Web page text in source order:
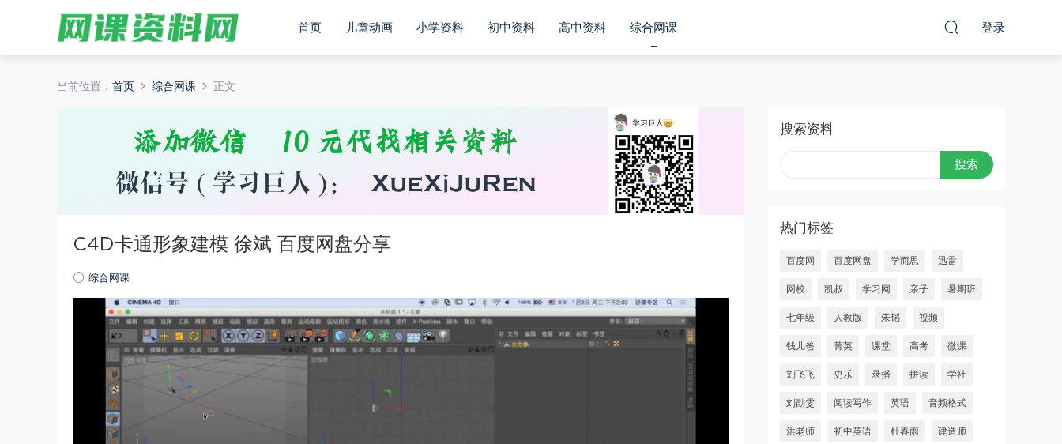
首页 儿童动画 小学资料 初中资料 高中资料 综合网课 登录
当前位置： 首页 综合网课 正文
​C4D卡通形象建模 徐斌​ 百度网盘分享
综合网课
搜索资料
热门标签
百度网 百度网盘 学而思 迅雷
网校 凯叔 学习网 亲子 暑期班
七年级 人教版 朱韬 视频
钱儿爸 菁英 课堂 高考 微课
刘飞飞 史乐 录播 拼读 学社
刘勖雯 阅读写作 英语 音频格式
洪老师 初中英语 杜春雨 建造师